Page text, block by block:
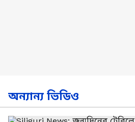
অন্যান্য ভিডিও